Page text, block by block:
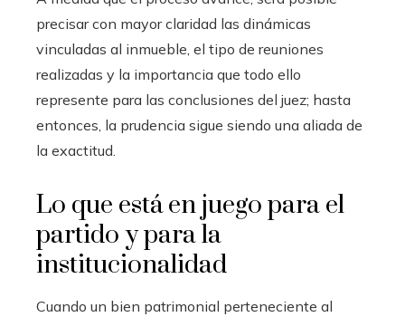
precisar con mayor claridad las dinámicas
vinculadas al inmueble, el tipo de reuniones
realizadas y la importancia que todo ello
represente para las conclusiones del juez; hasta
entonces, la prudencia sigue siendo una aliada de
la exactitud.
Lo que está en juego para el
partido y para la
institucionalidad
Cuando un bien patrimonial perteneciente al